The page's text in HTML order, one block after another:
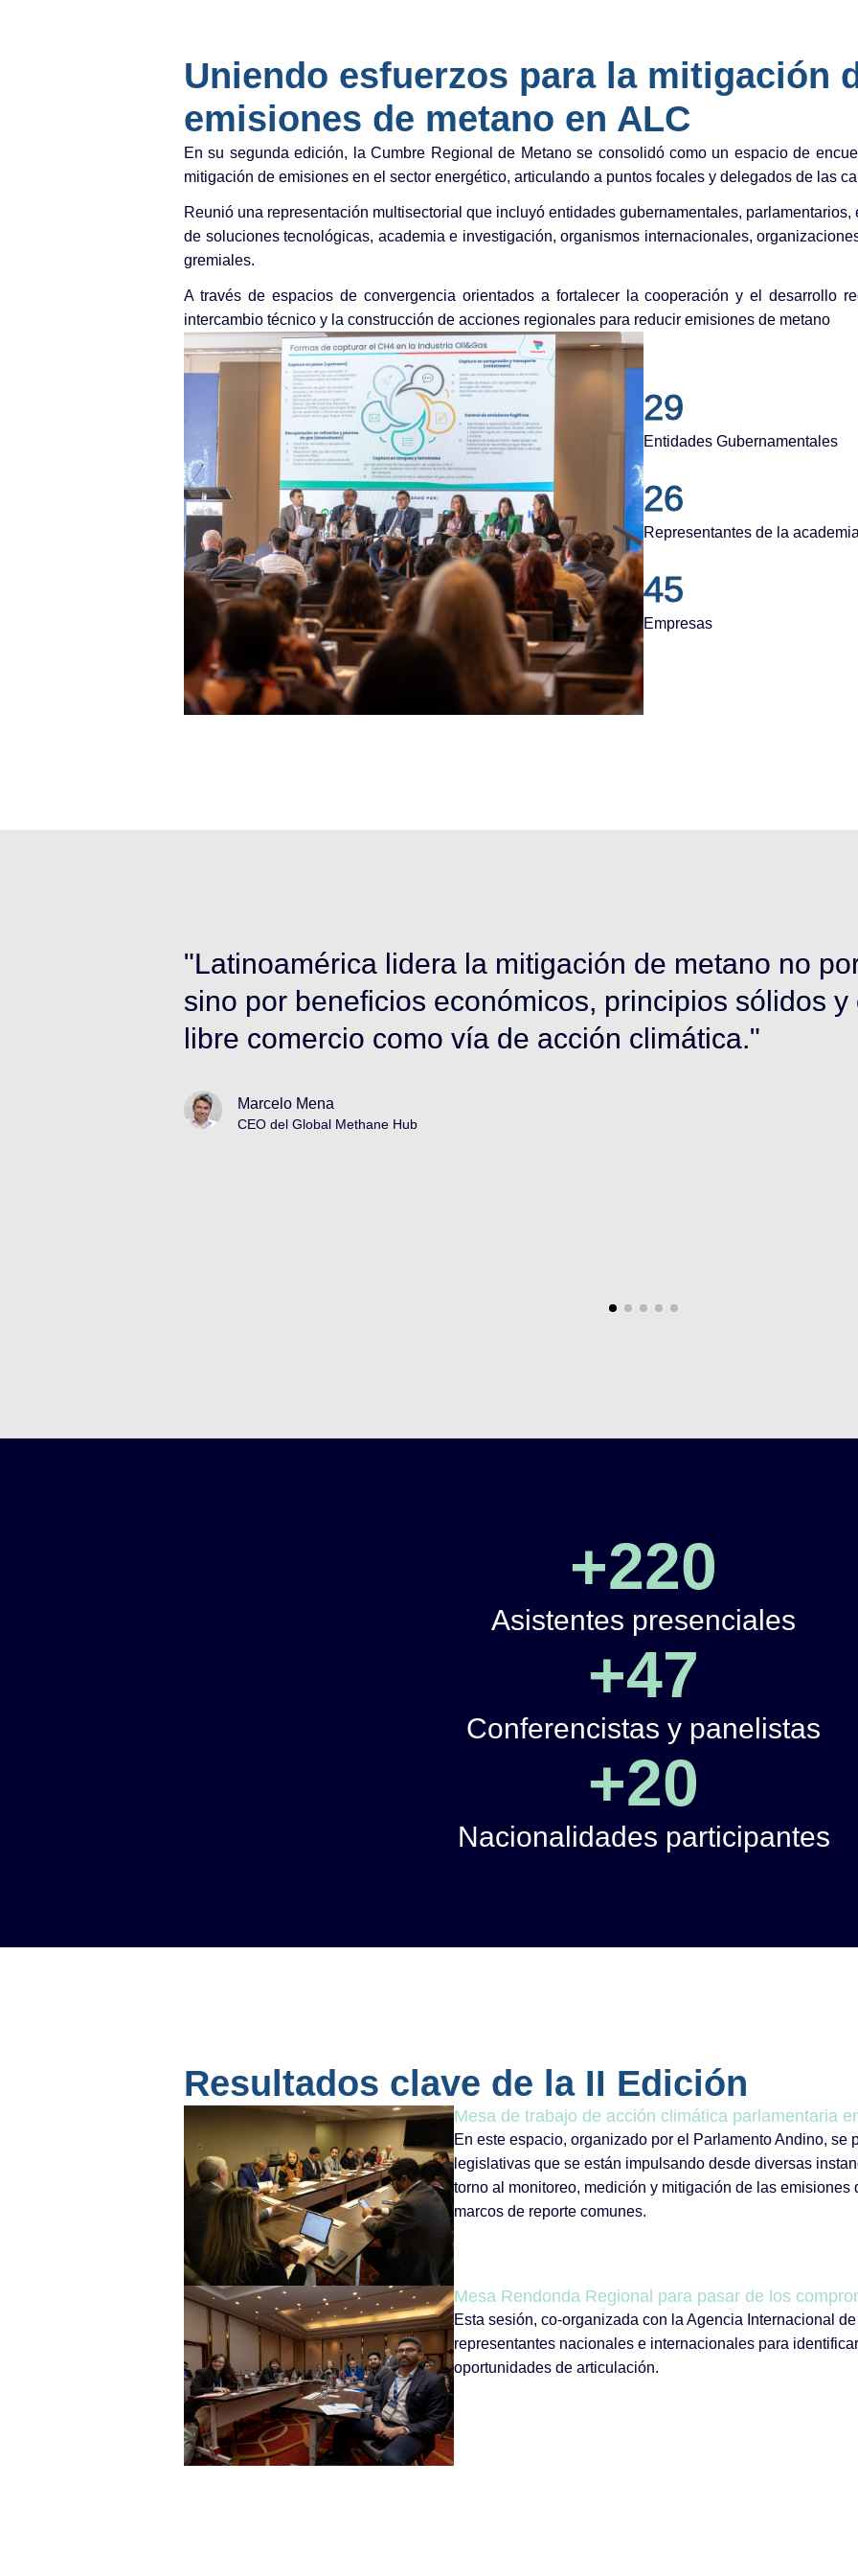
Uniendo esfuerzos para la mitigación
emisiones de metano en ALC
En su segunda edición, la Cumbre Regional de Metano se consolidó como un espacio de
mitigación de emisiones en el sector energético, articulando a puntos focales y delegados de las
Reunió una representación multisectorial que incluyó entidades gubernamentales,
de soluciones tecnológicas, academia e investigación, organismos internacionales,
gremiales.
A través de espacios de convergencia orientados a fortalecer la cooperación y el desarrollo
intercambio técnico y la construcción de acciones regionales para reducir emisiones de metano
Entidades Gubernamentales
29
Representantes de la academia
26
Empresas
45
"El gas natural representa el 30% y el petróleo el
primaria regional; y concentran el 30% de las
efecto invernadero del sector energético en la
oportunidad que representa su aprovechamiento, el
Asistentes presenciales
+220
Conferencistas y panelistas
+47
Nacionalidades participantes
+20
Resultados clave de la II Edición
Mesa de trabajo de acción climática parlamentaria
En este espacio, organizado por el Parlamento Andino, se
legislativas que se están impulsando desde diversas
torno al monitoreo, medición y mitigación de las
marcos de reporte comunes.
Mesa Rendonda Regional para pasar de los
Esta sesión, co-organizada con la Agencia Internacional
representantes nacionales e internacionales para
oportunidades de articulación.